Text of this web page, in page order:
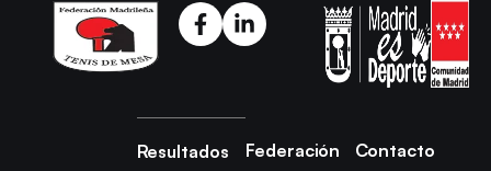
Resultados
Federación
Contacto